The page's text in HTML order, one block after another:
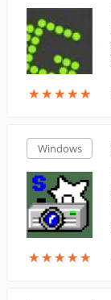
★★★★★
★★★★★
Windows
★★★★★
★★★★★